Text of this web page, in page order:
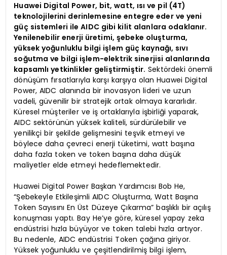
Huawei Digital Power, bit, watt, ısı ve pil (4T)
teknolojilerini derinlemesine entegre eder ve yeni
güç sistemleri ile AIDC gibi kilit alanlara odaklanır.
Yenilenebilir enerji üretimi, şebeke oluşturma,
yüksek yoğunluklu bilgi işlem güç kaynağı, sıvı
soğutma ve bilgi işlem-elektrik sinerjisi alanlarında
kapsamlı yetkinlikler geliştirmiştir. Sektördeki önemli
dönüşüm fırsatlarıyla karşı karşıya olan Huawei Digital
Power, AIDC alanında bir inovasyon lideri ve uzun
vadeli, güvenilir bir stratejik ortak olmaya kararlıdır.
Küresel müşteriler ve iş ortaklarıyla işbirliği yaparak,
AIDC sektörünün yüksek kaliteli, sürdürülebilir ve
yenilikçi bir şekilde gelişmesini teşvik etmeyi ve
böylece daha çevreci enerji tüketimi, watt başına
daha fazla token ve token başına daha düşük
maliyetler elde etmeyi hedeflemektedir.
Huawei Digital Power Başkan Yardımcısı Bob He,
“Şebekeyle Etkileşimli AIDC Oluşturma, Watt Başına
Token Sayısını En Üst Düzeye Çıkarma” başlıklı bir açılış
konuşması yaptı. Bay He’ye göre, küresel yapay zeka
endüstrisi hızla büyüyor ve token talebi hızla artıyor.
Bu nedenle, AIDC endüstrisi Token çağına giriyor.
Yüksek yoğunluklu ve çeşitlendirilmiş bilgi işlem,